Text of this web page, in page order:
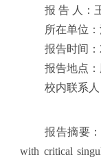
报 告 人：
所在单位
报告时间：
报告地点：
校内联系
报告摘要：
with critical